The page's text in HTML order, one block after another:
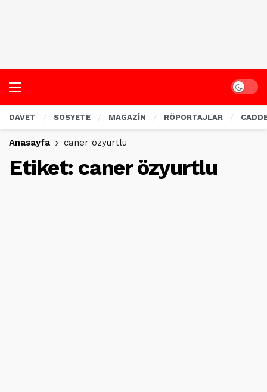
Dark
DAVET SOSYETE MAGAZİN RÖPORTAJLAR
Anasayfa caner özyurtlu
Etiket: caner özyurtlu